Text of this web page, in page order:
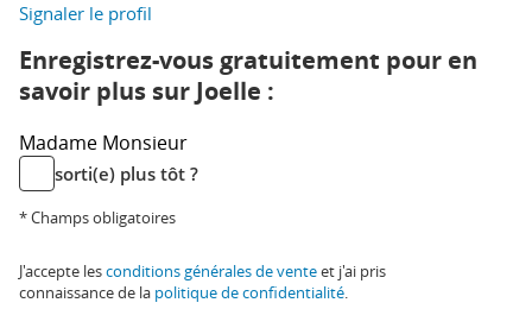
Signaler le profil
Enregistrez-vous gratuitement pour en
savoir plus sur Joelle :
Madame Monsieur
sorti(e) plus tôt ?
* Champs obligatoires
J'accepte lesconditions générales de venteet j'ai pris
connaissance de la politique de confidentialité.